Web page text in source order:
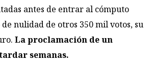
antes de entrar al cómputo
nulidad de otros 350 mil votos, su
La proclamación de un
semanas.